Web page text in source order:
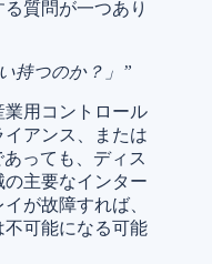
質問が一つあり
持つのか？」”
業用コントロール
アンス、または
っても、ディス
主要なインター
が故障すれば、
可能になる可能